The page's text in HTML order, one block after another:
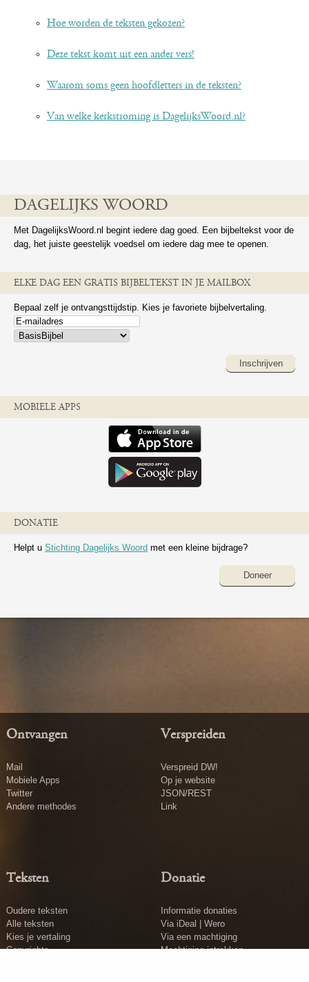
Hoe worden de teksten gekozen?
Deze tekst komt uit een ander vers!
Waarom soms geen hoofdletters in de teksten?
Van welke kerkstroming is DagelijksWoord.nl?
DAGELIJKS WOORD
Met DagelijksWoord.nl begint iedere dag goed. Een bijbeltekst voor de
dag, het juiste geestelijk voedsel om iedere dag mee te openen.
ELKE DAG EEN GRATIS BIJBELTEKST IN JE MAILBOX
Bepaal zelf je ontvangsttijdstip. Kies je favoriete bijbelvertaling.
Inschrijven
MOBIELE APPS
DONATIE
Helpt u Stichting Dagelijks Woord met een kleine bijdrage?
Doneer
Ontvangen
Mail
Mobiele Apps
Twitter
Andere methodes
Verspreiden
Verspreid DW!
Op je website
JSON/REST
Link
Teksten
Oudere teksten
Alle teksten
Kies je vertaling
Copyrights
Donatie
Informatie donaties
Via iDeal | Wero
Via een machtiging
Machtiging intrekken